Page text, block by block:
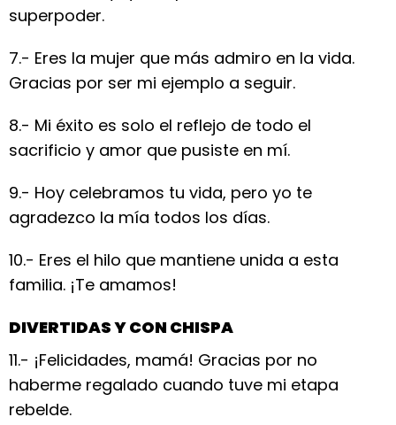
superpoder.
7.- Eres la mujer que más admiro en la vida.
Gracias por ser mi ejemplo a seguir.
8.- Mi éxito es solo el reflejo de todo el
sacrificio y amor que pusiste en mí.
9.- Hoy celebramos tu vida, pero yo te
agradezco la mía todos los días.
10.- Eres el hilo que mantiene unida a esta
familia. ¡Te amamos!
DIVERTIDAS Y CON CHISPA
11.- ¡Felicidades, mamá! Gracias por no
haberme regalado cuando tuve mi etapa
rebelde.